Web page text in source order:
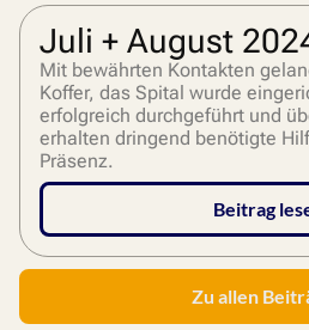
Juli + August
Mit bewährten Kontakten
Koffer, das Spital wurde
erfolgreich durchgeführt und
erhalten dringend benötigte
Präsenz.
Beitrag
Zu allen